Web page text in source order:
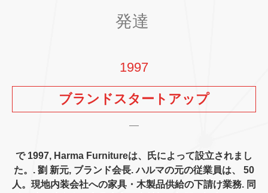
発達
1997
ブランドスタートアップ
で 1997, Harma Furnitureは、氏によって設立されまし
た。. 劉 新元, ブランド会長. ハルマの元の従業員は、 50
人。現地内装会社への家具・木製品供給の下請け業務. 同